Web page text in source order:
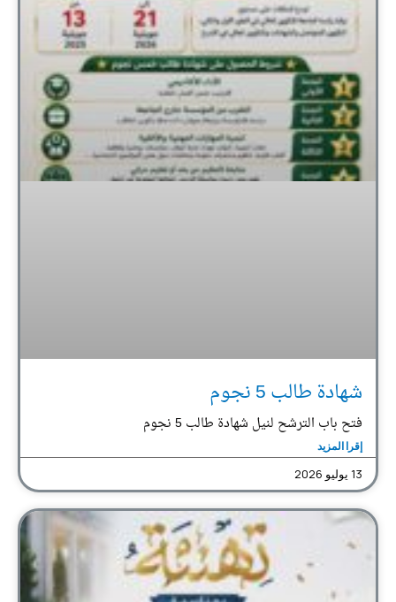
شهادة طالب 5 نجوم
فتح باب الترشح لنيل شهادة طالب 5 نجوم
إقرا المزيد
13 يوليو 2026